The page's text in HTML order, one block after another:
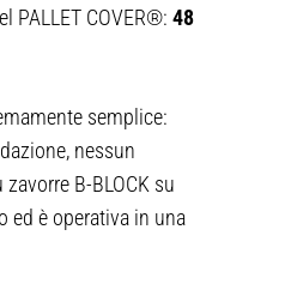
PALLET COVER®:48
semplice:
nessun
B-BLOCK su
ed è operativa in una